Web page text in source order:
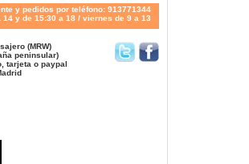
y pedidos por teléfono: 913771344
y de 15:30 a 18 / viernes de 9 a 13
(MRW)
peninsular)
tarjeta o paypal